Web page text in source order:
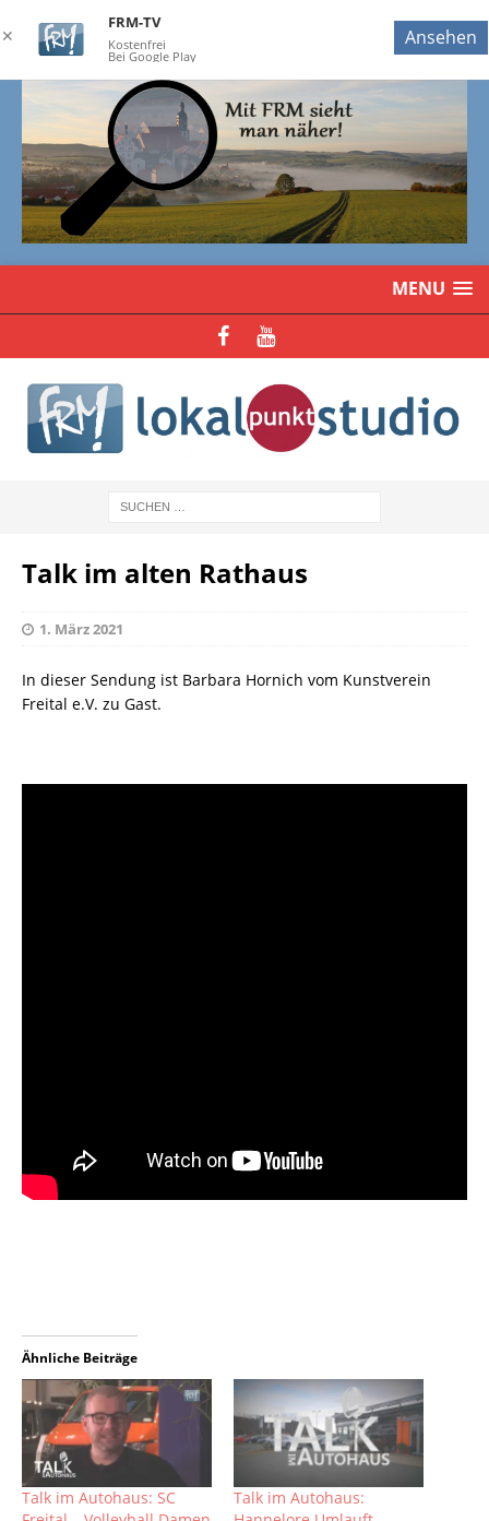
MENU
Talk im alten Rathaus
1. März 2021
In dieser Sendung ist Barbara Hornich vom Kunstverein
Freital e.V. zu Gast.
Ähnliche Beiträge
Talk im Autohaus: SC
Talk im Autohaus:
✕
FRM-TV
Kostenfrei
Bei Google Play
Ansehen